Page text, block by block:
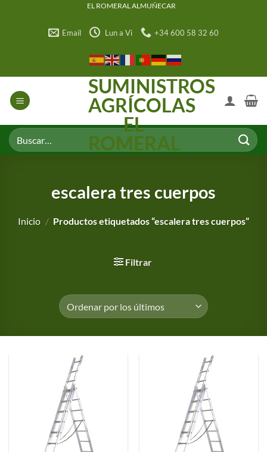
EL ROMERAL ALMUÑECAR
Email Lun a Vi +34 600 58 32 60
SUMINISTROS
AGRÍCOLAS
EL
ROMERAL
Buscar
por:
escalera tres cuerpos
Inicio / Productos etiquetados “escalera tres cuerpos”
Filtrar